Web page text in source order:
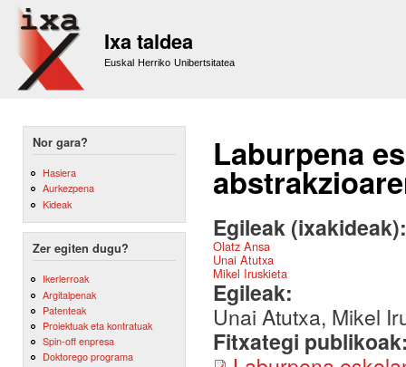
Ixa taldea
Euskal Herriko Unibertsitatea
Nor gara?
Hasiera
Aurkezpena
Kideak
Zer egiten dugu?
Ikerlerroak
Argitalpenak
Patenteak
Proiektuak eta kontratuak
Spin-off enpresa
Doktorego programa
Laburpena
Egileak
Olatz Ansa
Unai Atutxa
Mikel Iruskieta
Egileak:
Unai Atutxa, Mikel
Fitxategi